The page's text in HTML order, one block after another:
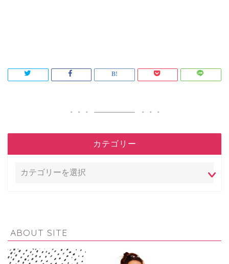
カテゴリー
ABOUT SITE